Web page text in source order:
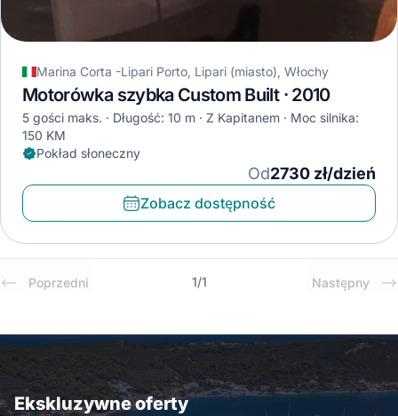
Marina Corta -Lipari Porto, Lipari (miasto), Włochy
Motorówka szybka Custom Built · 2010
5 gości maks. Długość: 10 m Z Kapitanem
Moc silnika:
150 KM
Pokład słoneczny
Od2730 zł/dzień
Zobacz dostępność
Poprzedni 1/1 Następny
Ekskluzywne oferty